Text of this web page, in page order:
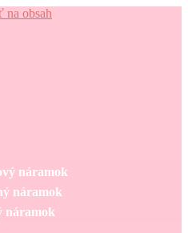
na obsah
náramok
náramok
náramok